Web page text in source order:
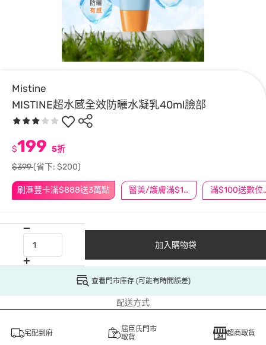
Mistine
MISTINE超水感全效防曬水凝乳40ml臉部
刷滙豐卡滿$888送3萬點 醫美/護膚滿$1200送$200 滿
$199 5折
$399(省下: $200)
加入購物袋
查看門市庫存 (可能有時間誤差)
配送方式
宅配到府
屈臣氏門市
取貨
超商取貨